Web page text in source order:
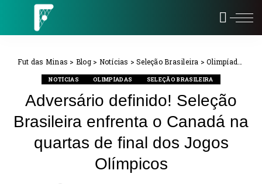
Fut das Minas > Blog> Notícias >Seleção Brasileira >Olimpíadas
NOTÍCIAS OLIMPÍADAS SELEÇÃO BRASILEIRA
Adversário definido! Seleção
Brasileira enfrenta o Canadá na
quartas de final dos Jogos
Olímpicos